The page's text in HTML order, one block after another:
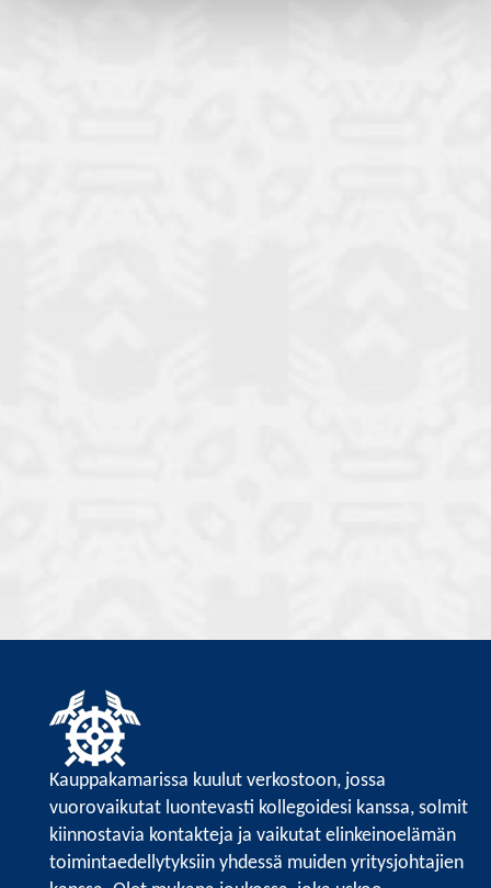
Kauppakamarissa kuulut verkostoon, jossa
vuorovaikutat luontevasti kollegoidesi kanssa, solmit
kiinnostavia kontakteja ja vaikutat elinkeinoelämän
toimintaedellytyksiin yhdessä muiden yritysjohtajien